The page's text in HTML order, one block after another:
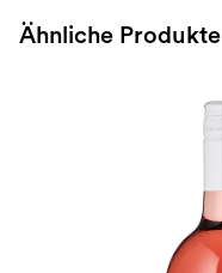
Ähnliche Produkte